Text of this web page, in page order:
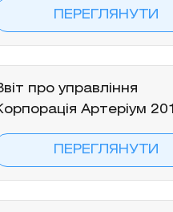
ПЕРЕГЛЯНУТИ
про управління
Артеріум
ПЕРЕГЛЯНУТИ